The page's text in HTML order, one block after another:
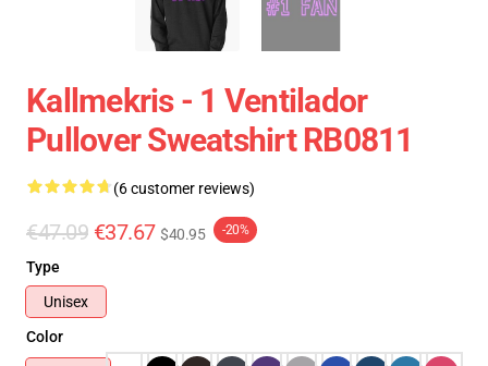
Kallmekris - 1 Ventilador
Pullover Sweatshirt RB0811
(6 customer reviews)
€47.09 €37.67 $40.95 -20%
Type
Unisex
Color